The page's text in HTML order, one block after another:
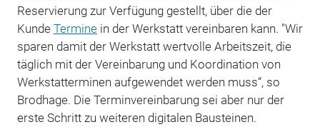
Reservierung zur Verfügung gestellt, über die der
Kunde Terminein der Werkstatt vereinbaren kann. "Wir
sparen damit der Werkstatt wertvolle Arbeitszeit, die
täglich mit der Vereinbarung und Koordination von
Werkstatterminen aufgewendet werden muss“, so
Brodhage. Die Terminvereinbarung sei aber nur der
erste Schritt zu weiteren digitalen Bausteinen.